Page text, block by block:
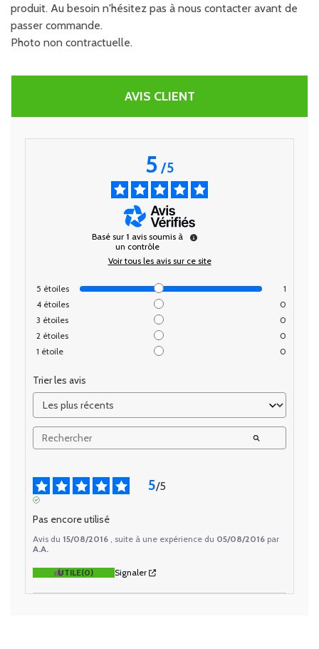
produit. Au besoin n'hésitez pas à nous contacter avant de
passer commande.
Photo non contractuelle.
AVIS CLIENT
5/5
Basé sur 1 avis soumis à
un contrôle
Voir tous les avis sur ce site
5 étoiles
1
4 étoiles
0
3 étoiles
0
2 étoiles
0
1 étoile 0
Trier les avis
5/5
Pas encore utilisé
Avis du 15/08/2016 , suite à une expérience du 05/08/2016 par
A.A.
UTILE(0) Signaler